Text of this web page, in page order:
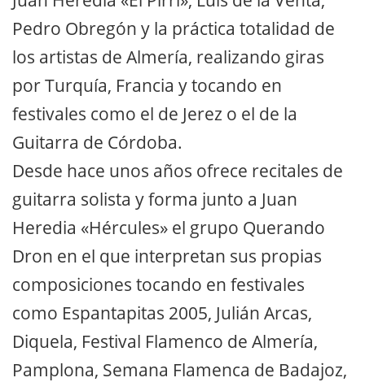
Pedro Obregón y la práctica totalidad de
los artistas de Almería, realizando giras
por Turquía, Francia y tocando en
festivales como el de Jerez o el de la
Guitarra de Córdoba.
Desde hace unos años ofrece recitales de
guitarra solista y forma junto a Juan
Heredia «Hércules» el grupo Querando
Dron en el que interpretan sus propias
composiciones tocando en festivales
como Espantapitas 2005, Julián Arcas,
Diquela, Festival Flamenco de Almería,
Pamplona, Semana Flamenca de Badajoz,